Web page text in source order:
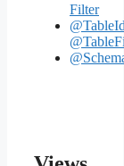
Filter
@TableId